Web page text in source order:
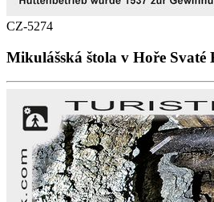
CZ-5274
Mikulášská štola v Hoře Svaté